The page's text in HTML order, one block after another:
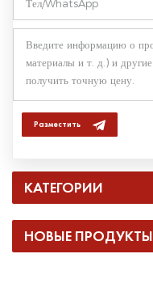
Разместить
КАТЕГОРИИ
НОВЫЕ ПРОДУКТЫ